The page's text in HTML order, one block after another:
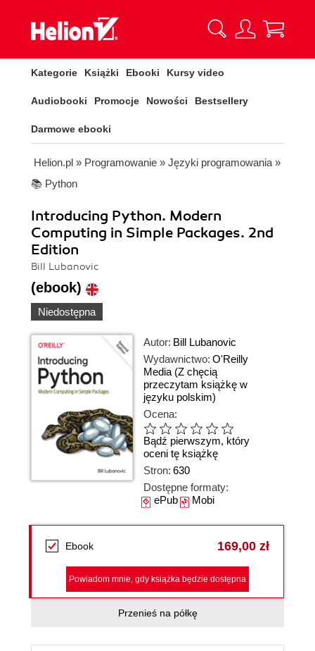
Kategorie Książki Ebooki Kursy video
Audiobooki Promocje Nowości Bestsellery
Darmowe ebooki
Helion.pl » Programowanie » Języki programowania »
📚 Python
Introducing Python. Modern
Computing in Simple Packages. 2nd
Edition
Bill Lubanovic
(ebook)
Niedostępna
Autor: Bill Lubanovic
Wydawnictwo: O'Reilly
Media (Z chęcią
przeczytam książkę w
języku polskim)
Ocena:
Bądź pierwszym, który
oceni tę książkę
Stron: 630
Dostępne formaty:
ePubMobi
Ebook 169,00 zł
Powiadom mnie, gdy książka będzie dostępna
Przenieś na półkę